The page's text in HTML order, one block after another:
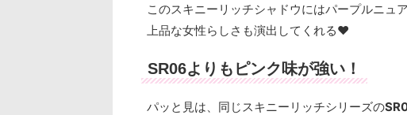
このスキニーリッチシャドウにはパープルニュ
上品な女性らしさも演出してくれる♥
SR06よりもピンク味が強い！
パッと見は、同じスキニーリッチシリーズの